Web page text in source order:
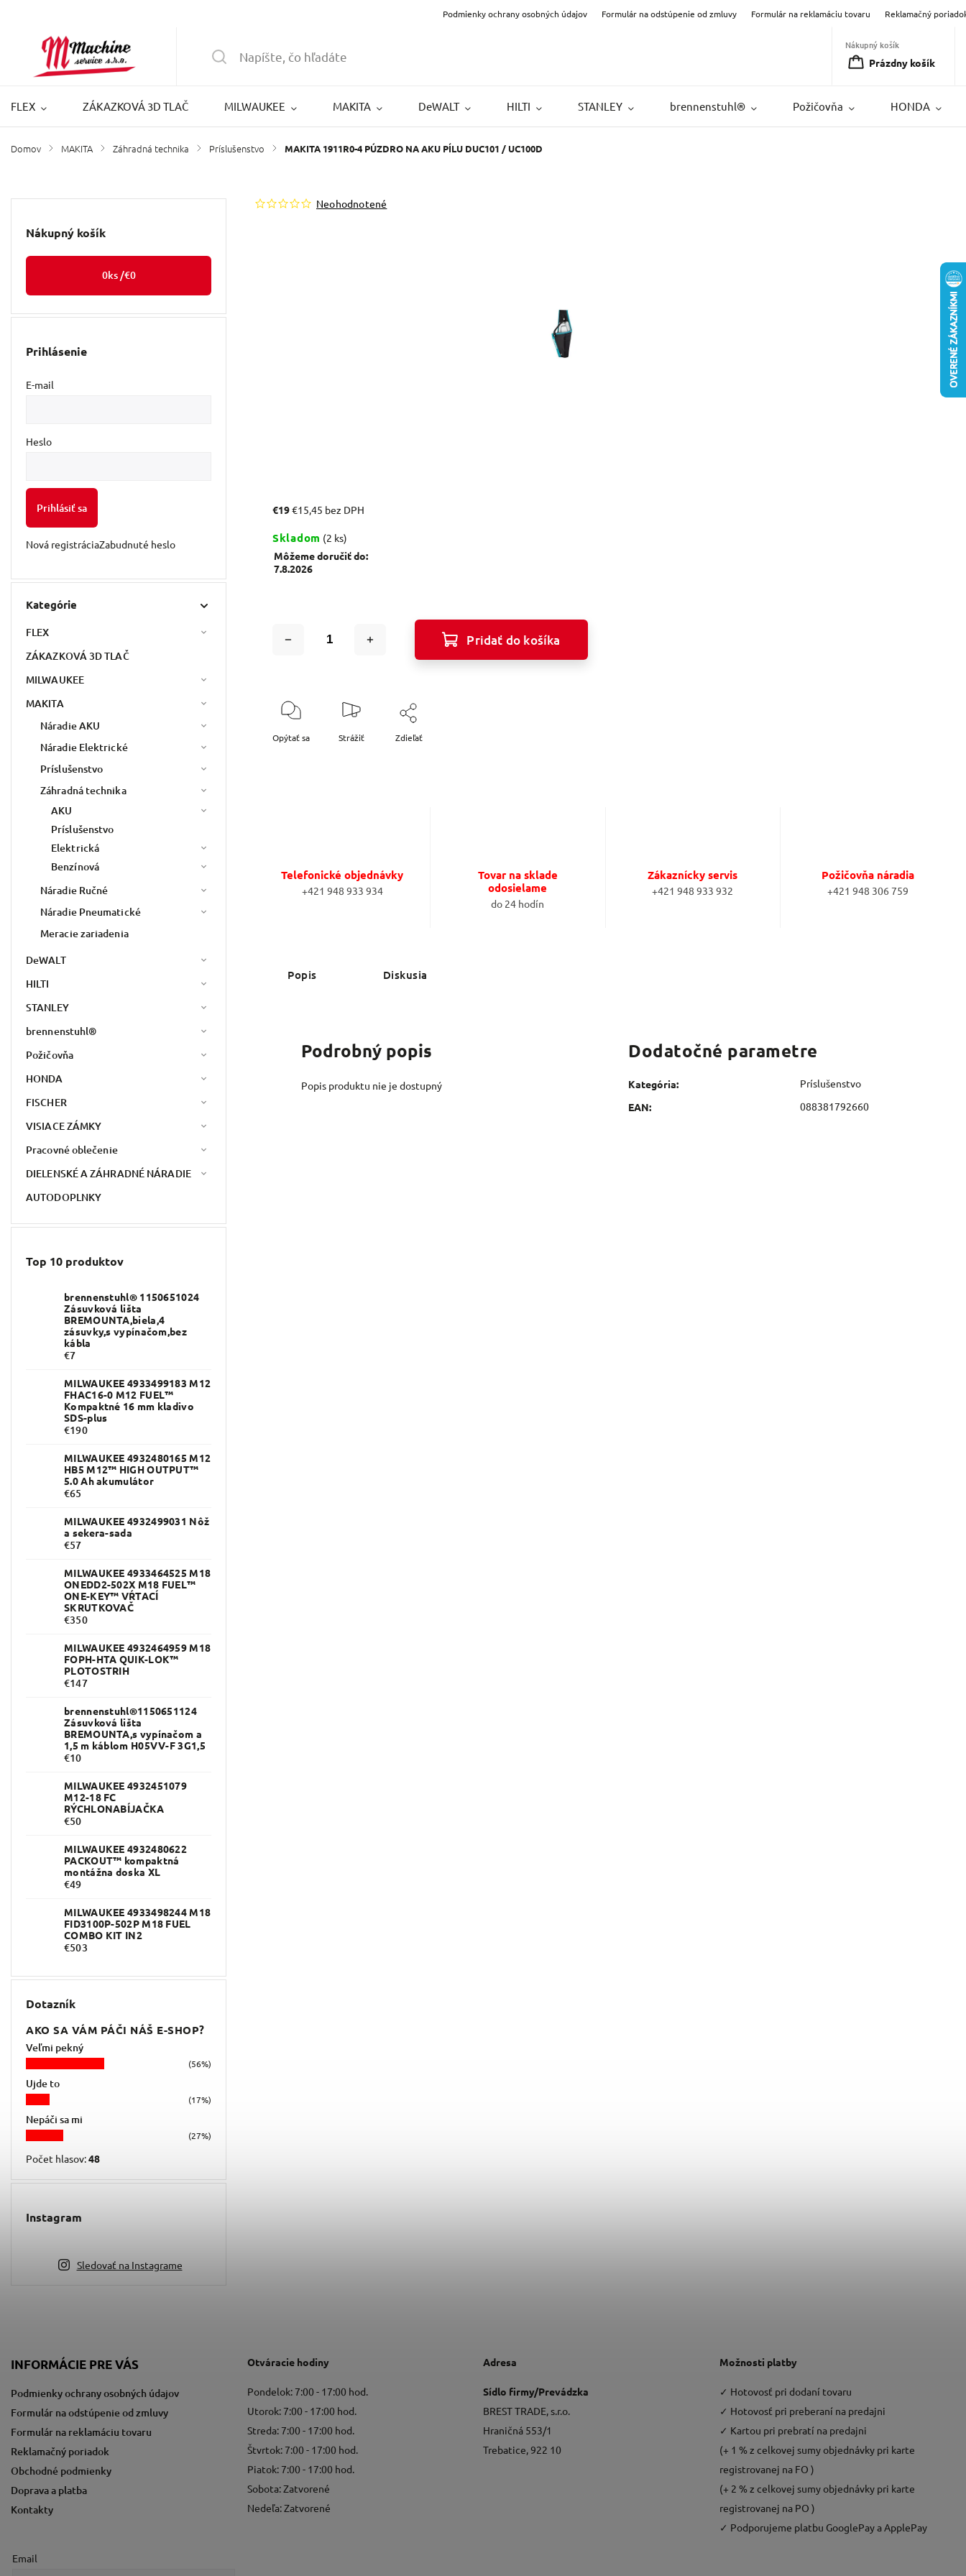
Podmienky ochrany osobných údajov Formulár na odstúpenie od zmluvy Formulár na reklamáciu tovaru Reklamačný
Nákupný košík
Prázdny košík
FLEX ZÁKAZKOVÁ 3D TLAČ MILWAUKEE MAKITA DeWALT HILTI STANLEY brennenstuhl® Požičovňa HONDA
Domov / MAKITA / Záhradná technika / Príslušenstvo / MAKITA 1911R0-4 PÚZDRO NA AKU PÍLU DUC101 / UC100D
Nákupný košík
0ks /€0
Prihlásenie
E-mail
Heslo
Prihlásiť sa
Nová registráciaZabudnuté heslo
Kategórie
FLEX
ZÁKAZKOVÁ 3D TLAČ
MILWAUKEE
MAKITA
Náradie AKU
Náradie Elektrické
Príslušenstvo
Záhradná technika
AKU
Príslušenstvo
Elektrická
Benzínová
Náradie Ručné
Náradie Pneumatické
Meracie zariadenia
DeWALT
HILTI
STANLEY
brennenstuhl®
Požičovňa
HONDA
FISCHER
VISIACE ZÁMKY
Pracovné oblečenie
DIELENSKÉ A ZÁHRADNÉ NÁRADIE
AUTODOPLNKY
Top 10 produktov
brennenstuhl® 1150651024
Zásuvková lišta
BREMOUNTA,biela,4
zásuvky,s vypínačom,bez
kábla
€7
MILWAUKEE 4933499183 M12
FHAC16-0 M12 FUEL™
Kompaktné 16 mm kladivo
SDS-plus
€190
MILWAUKEE 4932480165 M12
HB5 M12™ HIGH OUTPUT™
5.0 Ah akumulátor
€65
MILWAUKEE 4932499031 Nôž
a sekera-sada
€57
MILWAUKEE 4933464525 M18
ONEDD2-502X M18 FUEL™
ONE-KEY™ VŔTACÍ
SKRUTKOVAČ
€350
MILWAUKEE 4932464959 M18
FOPH-HTA QUIK-LOK™
PLOTOSTRIH
€147
brennenstuhl®1150651124
Zásuvková lišta
BREMOUNTA,s vypínačom a
1,5 m káblom H05VV-F 3G1,5
€10
MILWAUKEE 4932451079
M12-18 FC
RÝCHLONABÍJAČKA
€50
MILWAUKEE 4932480622
PACKOUT™ kompaktná
montážna doska XL
€49
MILWAUKEE 4933498244 M18
FID3100P-502P M18 FUEL
COMBO KIT IN2
€503
Dotazník
AKO SA VÁM PÁČI NÁŠ E-SHOP?
Veľmi pekný
(56%)
Ujde to
(17%)
Nepáči sa mi
(27%)
Počet hlasov:48
Instagram
Sledovať na Instagrame
Neohodnotené
€19€15,45 bez DPH
Skladom (2 ks)
Môžeme doručiť do:
7.8.2026
Pridať do košíka
Opýtať sa Strážiť Zdieľať
Telefonické objednávky
+421 948 933 934
Tovar na sklade
odosielame
do 24 hodín
Zákaznícky servis
+421 948 933 932
Požičovňa náradia
+421 948 306 759
Popis Diskusia
Podrobný popis
Popis produktu nie je dostupný
Dodatočné parametre
Kategória:
Príslušenstvo
EAN: 088381792660
INFORMÁCIE PRE VÁS
Podmienky ochrany osobných údajov
Formulár na odstúpenie od zmluvy
Formulár na reklamáciu tovaru
Reklamačný poriadok
Obchodné podmienky
Doprava a platba
Kontakty
Otváracie hodiny
Pondelok: 7:00 - 17:00 hod.
Utorok: 7:00 - 17:00 hod.
Streda: 7:00 - 17:00 hod.
Štvrtok: 7:00 - 17:00 hod.
Piatok: 7:00 - 17:00 hod.
Sobota: Zatvorené
Nedeľa: Zatvorené
Adresa
Sídlo firmy/Prevádzka
BREST TRADE, s.r.o.
Hraničná 553/1
Trebatice, 922 10
Možnosti platby
✓ Hotovosť pri dodaní tovaru
✓ Hotovosť pri preberaní na predajni
✓ Kartou pri prebratí na predajni
(+ 1 % z celkovej sumy objednávky pri karte
registrovanej na FO )
(+ 2 % z celkovej sumy objednávky pri karte
registrovanej na PO )
✓ Podporujeme platbu GooglePay a ApplePay
Email